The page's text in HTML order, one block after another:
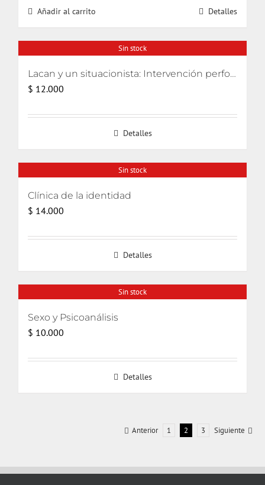
Añadir al carrito Detalles
Sin stock
Lacan y un situacionista: Intervención performativa de su encuentro pifiado
$ 12.000
Detalles
Sin stock
Clínica de la identidad
$ 14.000
Detalles
Sin stock
Sexo y Psicoanálisis
$ 10.000
Detalles
Anterior 1 2 3 Siguiente